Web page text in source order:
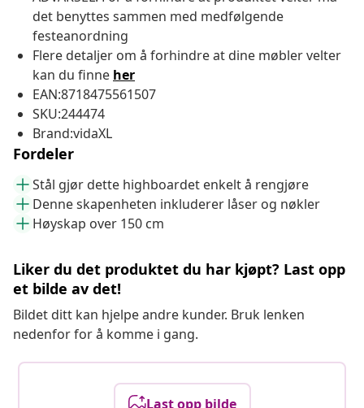
det benyttes sammen med medfølgende
festeanordning
Flere detaljer om å forhindre at dine møbler velter
kan du finne her
EAN:8718475561507
SKU:244474
Brand:vidaXL
Fordeler
Stål gjør dette highboardet enkelt å rengjøre
Denne skapenheten inkluderer låser og nøkler
Høyskap over 150 cm
Liker du det produktet du har kjøpt? Last opp
et bilde av det!
Bildet ditt kan hjelpe andre kunder. Bruk lenken
nedenfor for å komme i gang.
Last opp bilde